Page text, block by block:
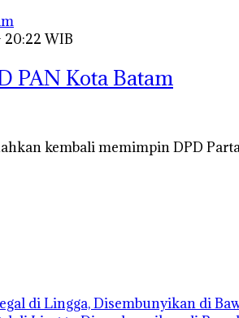
WIB
PAN Kota Batam
kembali memimpin DPD